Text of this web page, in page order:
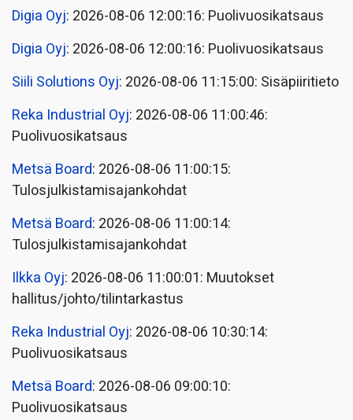
Digia Oyj: 2026-08-06 12:00:16: Puolivuosikatsaus
Digia Oyj: 2026-08-06 12:00:16: Puolivuosikatsaus
Siili Solutions Oyj: 2026-08-06 11:15:00: Sisäpiiritieto
Reka Industrial Oyj: 2026-08-06 11:00:46:
Puolivuosikatsaus
Metsä Board: 2026-08-06 11:00:15:
Tulosjulkistamisajankohdat
Metsä Board: 2026-08-06 11:00:14:
Tulosjulkistamisajankohdat
Ilkka Oyj: 2026-08-06 11:00:01: Muutokset
hallitus/johto/tilintarkastus
Reka Industrial Oyj: 2026-08-06 10:30:14:
Puolivuosikatsaus
Metsä Board: 2026-08-06 09:00:10:
Puolivuosikatsaus